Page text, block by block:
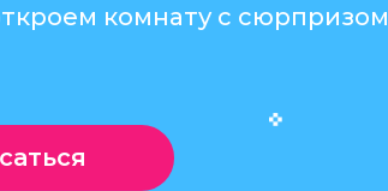
комнату с сюрпризом